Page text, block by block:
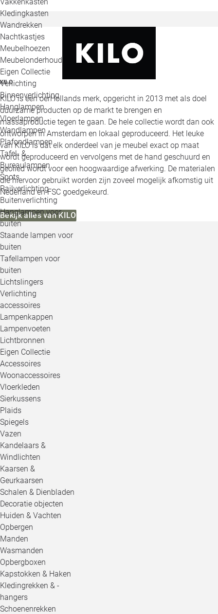
Kledingkasten
Wandrekken
Nachtkastjes
Meubelhoezen
Meubelonderhoud
Eigen Collectie
Verlichting
Binnenverlichting
Hanglampen
Vloerlampen
Wandlampen
Plafondlampen
Tafel- &
Bureaulampen
Spots
Railverlichting
Buitenverlichting
Hanglampen voor
buiten
Staande lampen voor
buiten
Tafellampen voor
buiten
Lichtslingers
Verlichting
accessoires
Lampenkappen
Lampenvoeten
Lichtbronnen
Eigen Collectie
Accessoires
Woonaccessoires
Vloerkleden
Sierkussens
Plaids
Spiegels
Vazen
Kandelaars &
Windlichten
Kaarsen &
Geurkaarsen
Schalen & Dienbladen
Decoratie objecten
Huiden & Vachten
Opbergen
Manden
Wasmanden
Opbergboxen
Kapstokken & Haken
Kledingrekken & -
hangers
Schoenenrekken
KILO
KILO is een oerHollands merk, opgericht in 2013 met als doel
duurzame producten op de markt te brengen en
massaproductie tegen te gaan. De hele collectie wordt dan ook
ontworpen in Amsterdam en lokaal geproduceerd. Het leuke
van KILO is dat elk onderdeel van je meubel exact op maat
wordt geproduceerd en vervolgens met de hand geschuurd en
geolied wordt voor een hoogwaardige afwerking. De materialen
die hiervoor gebruikt worden zijn zoveel mogelijk afkomstig uit
Nederland en FSC goedgekeurd.
Bekijk alles van KILO